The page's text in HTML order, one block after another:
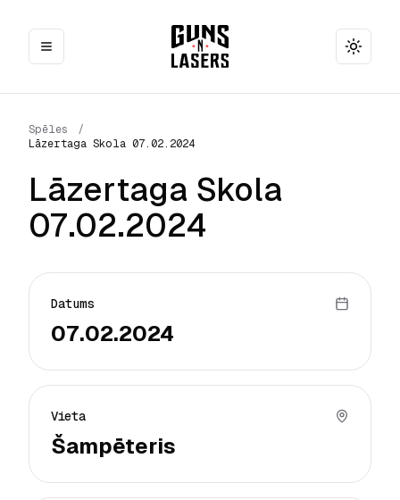
Toggle
Spēles
/
Lāzertaga Skola 07.02.2024
Lāzertaga Skola
07.02.2024
Datums
07.02.2024
Vieta
Šampēteris